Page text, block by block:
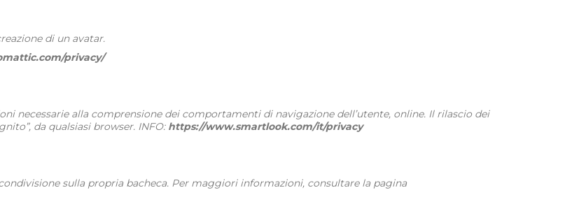
di un avatar.
privacy/
necessarie alla comprensione dei comportamenti di navigazione dell’utente, online. Il rilascio dei
da qualsiasi browser. INFO: https://www.smartlook.com/it/privacy
sulla propria bacheca. Per maggiori informazioni, consultare la pagina